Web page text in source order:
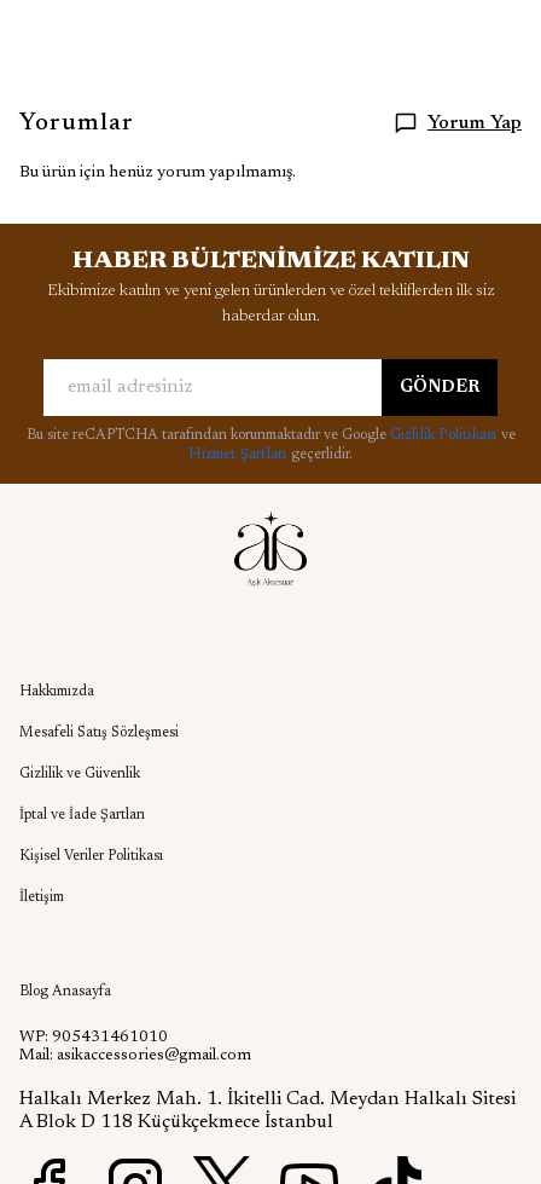
Yorumlar Yorum Yap
Bu ürün için henüz yorum yapılmamış.
HABER BÜLTENİMİZE KATILIN
Ekibimize katılın ve yeni gelen ürünlerden ve özel tekliflerden ilk siz
haberdar olun.
GÖNDER
Bu site reCAPTCHA tarafından korunmaktadır ve Google Gizlilik Politikası ve
Hizmet Şartları geçerlidir.
Hakkımızda
Mesafeli Satış Sözleşmesi
Gizlilik ve Güvenlik
İptal ve İade Şartları
Kişisel Veriler Politikası
İletişim
Blog Anasayfa
WP: 905431461010
Mail: asikaccessories@gmail.com
Halkalı Merkez Mah. 1. İkitelli Cad. Meydan Halkalı Sitesi
A Blok D 118 Küçükçekmece İstanbul